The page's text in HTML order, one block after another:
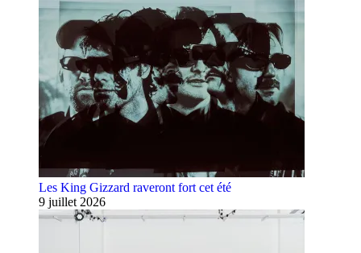
Les King Gizzard raveront fort cet été
9 juillet 2026